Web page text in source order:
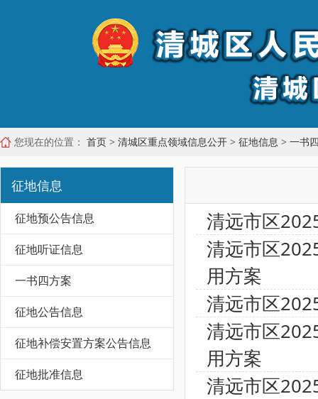
您现在的位置： 首页 > 清城区重点领域信息公开 > 征地信息 > 一书
征地信息
征地预公告信息
征地听证信息
一书四方案
征地公告信息
征地补偿安置方案公告信息
征地批准信息
清远市区
清远市区
用方案
清远市区
清远市区
用方案
清远市区